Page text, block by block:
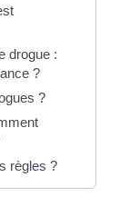
drogue :
?
?
règles ?